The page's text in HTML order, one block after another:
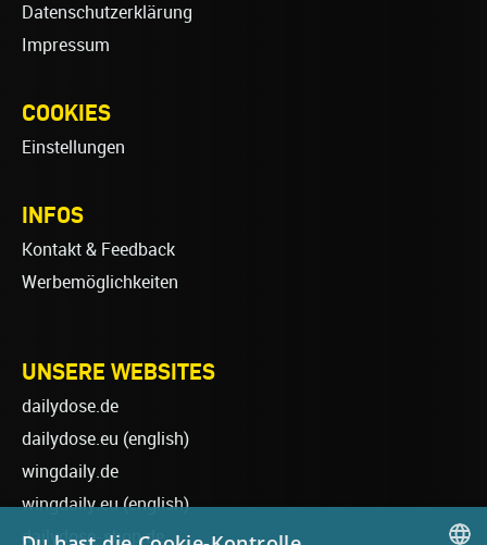
Datenschutzerklärung
Impressum
COOKIES
Einstellungen
INFOS
Kontakt & Feedback
Werbemöglichkeiten
UNSERE WEBSITES
dailydose.de
dailydose.eu (english)
wingdaily.de
wingdaily.eu(english)
dailydose-shop.de